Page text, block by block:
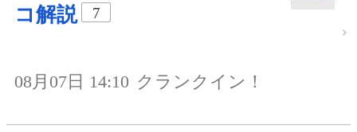
コ解説
7
08月07日 14:10 クランクイン！